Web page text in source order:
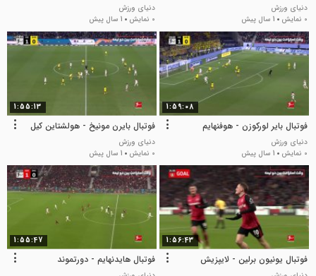
دنیای ورزش
0 نمایش
1 سال پیش
دنیای ورزش
0 نمایش
1 سال پیش
1:59:08
فوتبال بایر لورکوزن - هوفنهایم
دنیای ورزش
0 نمایش
1 سال پیش
1:55:13
فوتبال بایرن مونیخ - هولشتاین کیل
دنیای ورزش
0 نمایش
1 سال پیش
1:56:43
فوتبال یونیون برلین - لایپزیش
1:55:47
فوتبال هایدنهایم - دورتموند